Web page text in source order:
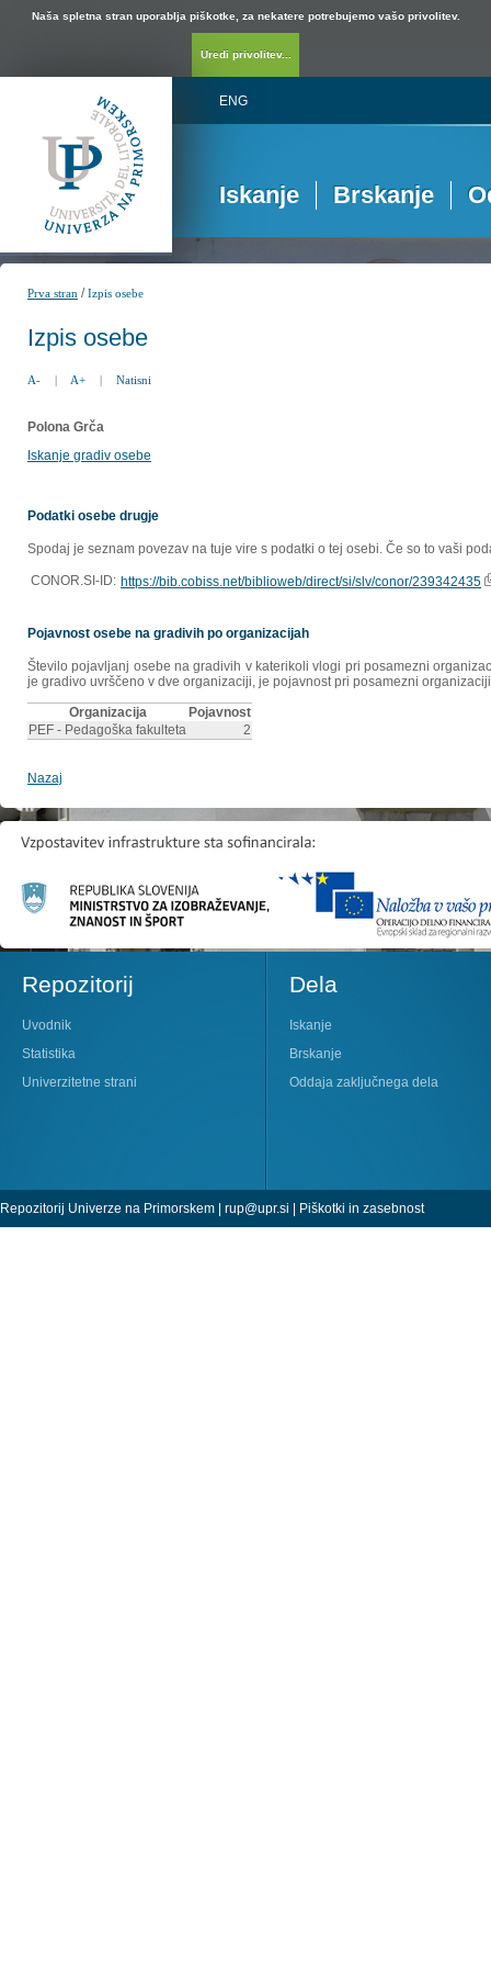
Naša spletna stran uporablja piškotke, za nekatere potrebujemo vašo privolitev.
Uredi privolitev...
ENG
Iskanje Brskanje
Prva stran /Izpis osebe
Izpis osebe
A- | A+ | Natisni
Polona Grča
Iskanje gradiv osebe
Podatki osebe drugje
Spodaj je seznam povezav na tuje vire s podatki o tej osebi. Če so to vaši
CONOR.SI-ID: https://bib.cobiss.net/biblioweb/direct/si/slv/conor/239342435
Pojavnost osebe na gradivih po organizacijah
Število pojavljanj osebe na gradivih v katerikoli vlogi pri posamezni
je gradivo uvrščeno v dve organizaciji, je pojavnost pri posamezni
Organizacija
Pojavnost
PEF - Pedagoška fakulteta
2
Nazaj
Repozitorij
Uvodnik
Statistika
Univerzitetne strani
Dela
Iskanje
Brskanje
Oddaja zaključnega dela
Repozitorij Univerze na Primorskem | rup@upr.si Piškotki in zasebnost